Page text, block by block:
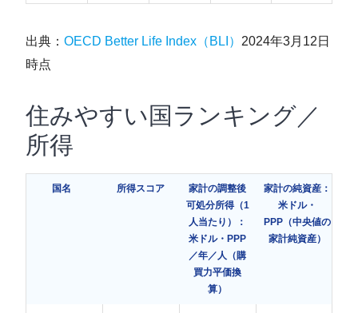
出典： OECD Better Life Index（BLI） 2024年3月12日
時点
住みやすい国ランキング／
所得
国名 所得スコア
家計の調整後
可処分所得（1
人当たり）：
米ドル・PPP
／年／人（購
買力平価換
算）
家計の純資産：
米ドル・
PPP（中央値の
家計純資産）